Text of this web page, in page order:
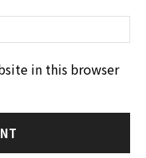
in this browser